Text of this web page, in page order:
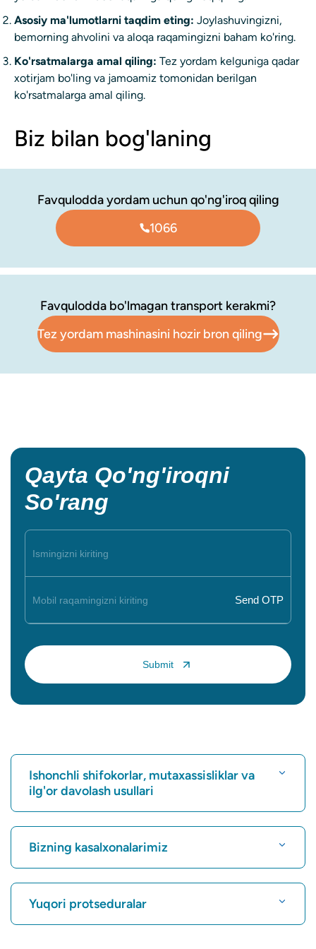
Asosiy ma'lumotlarni taqdim eting: Joylashuvingizni,
bemorning ahvolini va aloqa raqamingizni baham ko'ring.
Ko'rsatmalarga amal qiling: Tez yordam kelguniga qadar
xotirjam bo'ling va jamoamiz tomonidan berilgan
ko'rsatmalarga amal qiling.
Biz bilan bog'laning
Favqulodda yordam uchun qo'ng'iroq qiling
1066
Favqulodda bo'lmagan transport kerakmi?
Tez yordam mashinasini hozir bron qiling
Qayta Qo'ng'iroqni
So'rang
Ishonchli shifokorlar, mutaxassisliklar va
ilg'or davolash usullari
Kasalxonani toping
Kardiologni toping
Bizning kasalxonalarimiz
Yuqori protseduralar